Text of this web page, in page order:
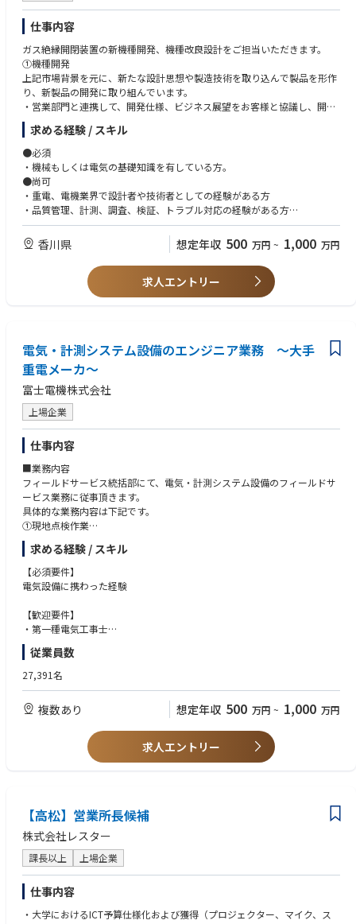
仕事内容
ガス絶縁開閉装置の新機種開発、機種改良設計をご担当いただきます。
①機種開発
上記市場背景を元に、新たな設計思想や製造技術を取り込んで製品を形作
り、新製品の開発に取り組んでいます。
・営業部門と連携して、開発仕様、ビジネス展望をお客様と協議し、開発
を立案。
・電気的、機械的な新規構造設計や編集設計を進め、目標コストと性能を
満たす開発構造を提案。
・必要に応じ、伊丹地区にある研究所と連携して、新技術に対するデータ
蓄積、新基準確立。
・解析ツールを活用したフロントローディング設計を実施し、構造の検
討・確定、図面化。
② 既存機種改良
一度開発が完了して量産対応している製品において、新仕様（海外規格、
顧客特別仕様など）、各製造部門からの改良提案に対応するため、
構造の見直し、製造工程の見直しを行って、その評価を進めます。
提案内容が反映されることで、コスト削減、作業時間削減等の効果を得る
・どのような業種にも必要不可欠な【電力インフラ】を支えるやりがい
・環境に対する要求が高まる中、新たな製品で市場要求に応える価値
・電気・機械ともに高い技術力が要求されるため、自身の技術力向上を図
れる魅力
●配属先のミッション
【受配電システム部】
特別高圧（７７ｋV以下）から低圧設備における受配電設備の計画、見
積、受注後の設計、製作、品質管理から出荷後設備の予防保全活動まで全
てを取り纏めて行う。
【C-GIS設計課】
ガス絶縁開閉装置の新機種開発、機種改良設計
・出張：有 ※海外顧客との仕様擦り合わせのための海外出張
もあります
・転勤可能性：有 ※基本的にはございません
・リモートワーク：有 ※利用日数の目安あり
求める経験 / スキル
●必須
・機械もしくは電気の基礎知識を有している方。
●尚可
・重電、電機業界で設計者や技術者としての経験がある方
・品質管理、計測、調査、検証、トラブル対応の経験がある方
・特高、電機設備、ISO、QMS、開閉器、遮断器、高電圧の知識を有する
方 香川県 想定年収 500 万円 ~ 1,000 万円
求人エントリー
電気・計測システム設備のエンジニア業務 ～大手
重電メーカ～
富士電機株式会社
上場企業
仕事内容
■業務内容
フィールドサービス統括部にて、電気・計測システム設備のフィールドサ
ービス業務に従事頂きます。
具体的な業務内容は下記です。
①現地点検作業
②更新・保守計画の提案
③メンテナンス業務立案、現地取り纏め
■勤務地
山県・香川県・福岡県・沖縄県
(応募の際にご希望の勤務地をお伝え下さい)
https://www.fujielectric.co.jp/about/domestic_base/network.html
■企業HP
・パワーエレクトロニクス機器や自動販売機、パワー半導体に強みを持つ
総合電機メーカーで、パワー半導体においては世界トップクラスのシェア
連続で過去最高を更新しております。引き続きパワーエレクトロニクスと
パワー半導体が好調に推移する中で安定した収益がございます。
求める経験 / スキル
【必須要件】
電気設備に携わった経験
【歓迎要件】
・第一種電気工事士
・一級電気工事施工管理技士
従業員数
27,391名
複数あり 想定年収 500 万円 ~ 1,000 万円
求人エントリー
【高松】営業所長候補
株式会社レスター
課長以上 上場企業
仕事内容
・大学におけるICT予算仕様化および獲得（プロジェクター、マイク、ス